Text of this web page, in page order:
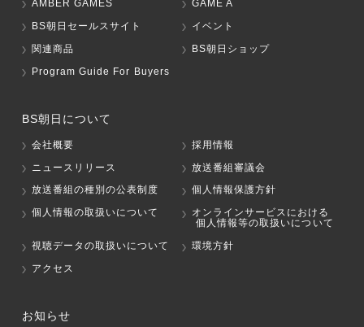
AMBER GAMES
GAME A
BS朝日セールスサイト
イベント
関連商品
BS朝日ショップ
Program Guide For Buyers
BS朝日について
会社概要
採用情報
ニュースリリース
放送番組審議会
放送番組の種別の公表制度
個人情報保護方針
個人情報の取扱いについて
オンラインサービスにおける
個人情報等の取扱いについて
視聴データの取扱いについて
環境方針
アクセス
お知らせ